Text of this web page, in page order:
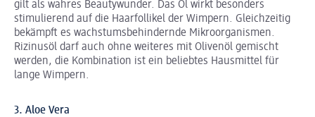
gilt als wahres Beautywunder. Das Öl wirkt besonders
stimulierend auf die Haarfollikel der Wimpern. Gleichzeitig
bekämpft es wachstumsbehindernde Mikroorganismen.
Rizinusöl darf auch ohne weiteres mit Olivenöl gemischt
werden, die Kombination ist ein beliebtes Hausmittel für
lange Wimpern.
3. Aloe Vera